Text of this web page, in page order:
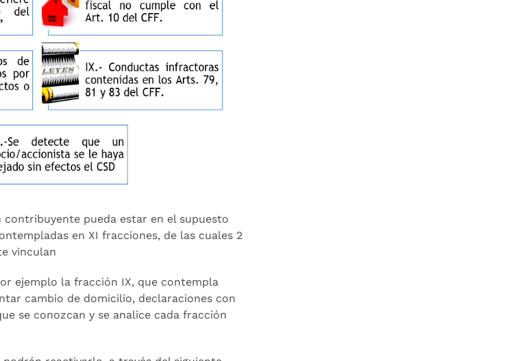
pueda estar en el supuesto
en XI fracciones, de las cuales 2
vinculan
ejemplo la fracción IX, que contempla
cambio de domicilio, declaraciones con
se conozcan y se analice cada fracción